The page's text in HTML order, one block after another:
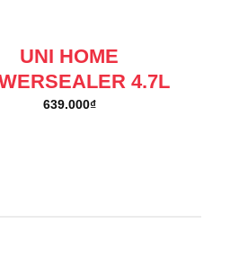
UNI HOME
4.7L
639.000₫